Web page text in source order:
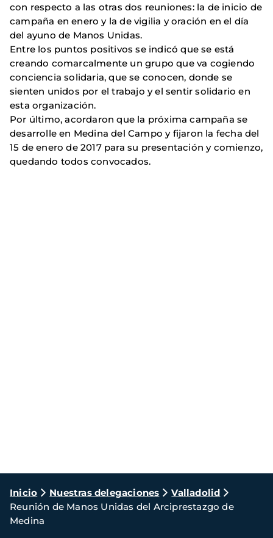
con respecto a las otras dos reuniones: la de inicio de
campaña en enero y la de vigilia y oración en el día
del ayuno de Manos Unidas.
Entre los puntos positivos se indicó que se está
creando comarcalmente un grupo que va cogiendo
conciencia solidaria, que se conocen, donde se
sienten unidos por el trabajo y el sentir solidario en
esta organización.
Por último, acordaron que la próxima campaña se
desarrolle en Medina del Campo y fijaron la fecha del
15 de enero de 2017 para su presentación y comienzo,
quedando todos convocados.
Ruta
de
navegación
Inicio Nuestras delegaciones
Valladolid
Reunión de Manos Unidas del Arciprestazgo de
Medina